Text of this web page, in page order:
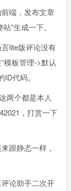
端，发布文章
”生成一下。
lite版评论没有
模板管理->默认
代码。
两个都是本人
，打赏一下
跟静态一样，
论助手二次开